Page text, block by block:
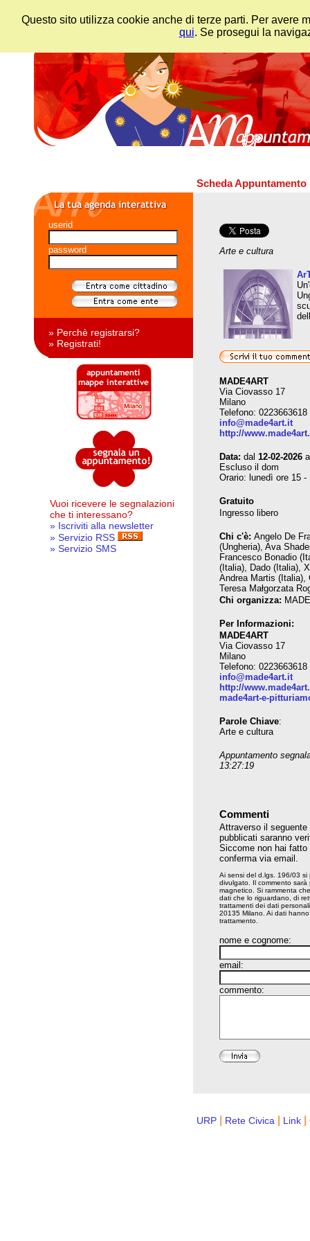
Questo sito utilizza cookie anche di terze parti. Per
qui. Se prosegui la
Scheda Appuntamento
userid
password
» Perchè registrarsi?
» Registrati!
Vuoi ricevere le segnalazioni
che ti interessano?
» Iscriviti alla newsletter
» Servizio RSS
» Servizio SMS
Arte e cultura
MADE4ART
Via Ciovasso 17
Milano
Telefono: 0223663618
info@made4art.it
http://
Data: dal 12-02-2026
Escluso il dom
Orario: lunedì ore 15
Gratuito
Ingresso libero
Chi c'è: Angelo De
(Ungheria), Ava
Francesco Bonadio
(Italia), Dado (Italia),
Andrea Martis (Italia),
Teresa Małgorzata
Chi organizza:
Per Informazioni:
MADE4ART
Via Ciovasso 17
Milano
Telefono: 0223663618
info@made4art.it
http://
made4art-e-
Parole Chiave:
Arte e cultura
Appuntamento
13:27:19
Commenti
Attraverso il
pubblicati saranno
Siccome non hai
conferma via email.
Ai sensi del d.lgs. 196/03 si
divulgato. Il commento
magnetico. Si rammenta
dati che lo riguardano, di
trattamenti dei dati
20135 Milano. Ai dati
trattamento.
nome e cognome:
email:
commento:
URP| Rete Civica Link|